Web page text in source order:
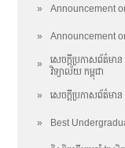
» Announcement
» Announcement
»
សេចក្តីប្រកាសព័ត៌មា
វិទ្យាល័យ កម្ពុជា
» សេចក្តីប្រកាសព័ត៌មា
» Best